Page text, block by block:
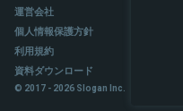
運営会社
個人情報保護方針
利用規約
資料ダウンロード
© 2017 - 2026 Slogan Inc.